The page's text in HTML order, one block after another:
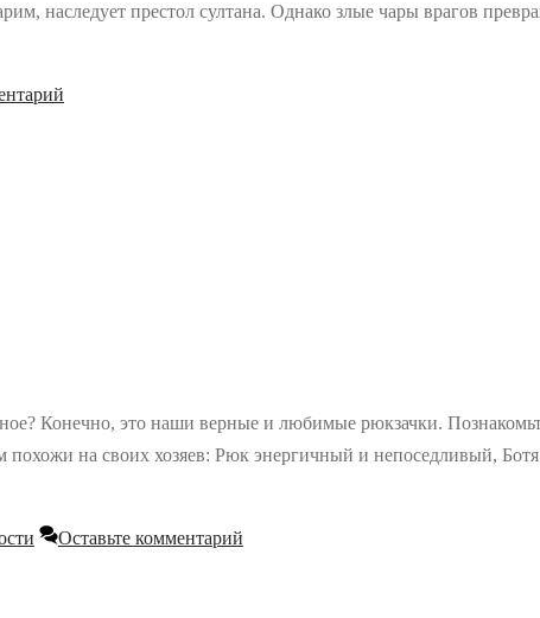
наследует престол султана. Однако злые чары врагов
Конечно, это наши верные и любимые рюкзачки.
на своих хозяев: Рюк энергичный и непоседливый,
Оставьте комментарий